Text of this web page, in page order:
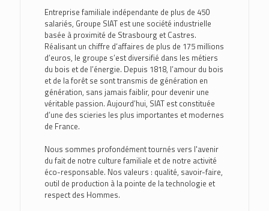
Entreprise familiale indépendante de plus de 450
salariés, Groupe SIAT est une société industrielle
basée à proximité de Strasbourg et Castres.
Réalisant un chiffre d‘affaires de plus de 175 millions
d’euros, le groupe s’est diversifié dans les métiers
du bois et de l’énergie. Depuis 1818, l’amour du bois
et de la forêt se sont transmis de génération en
génération, sans jamais faiblir, pour devenir une
véritable passion. Aujourd’hui, SIAT est constituée
d’une des scieries les plus importantes et modernes
de France.
Nous sommes profondément tournés vers l'avenir
du fait de notre culture familiale et de notre activité
éco-responsable. Nos valeurs : qualité, savoir-faire,
outil de production à la pointe de la technologie et
respect des Hommes.